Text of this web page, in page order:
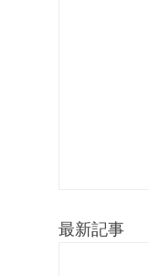
最新記事